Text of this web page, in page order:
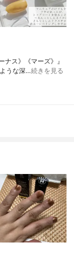
ナス》《マーズ》』
うな深…続きを見る